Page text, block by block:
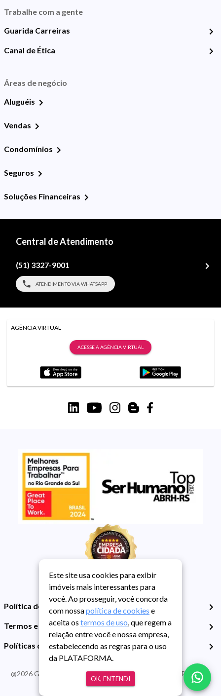
Trabalhe com a gente
Guarida Carreiras
Canal de Ética
Áreas de negócio
Aluguéis
Vendas
Condomínios
Seguros
Soluções Financeiras
Central de Atendimento
(51) 3327-9001
ATENDIMENTO VIA WHATSAPP
AGÊNCIA VIRTUAL
ACESSE A AGÊNCIA VIRTUAL
Política de Privacidade
Termos e Condições de Uso
Políticas de Cookies
@2026Guarida Imóvel. Todos os direitos reservados. CRECI RS -
413J | CNPJ Guarida: 89.398.606/0001-30
Este site usa cookies para exibir
imóveis mais interessantes para
você. Ao prosseguir, você concorda
com nossapolítica de cookies e
aceita os termos de uso, que regem a
relação entre você e nossa empresa,
estabelecendo as regras para o uso
da PLATAFORMA.
OK, ENTENDI